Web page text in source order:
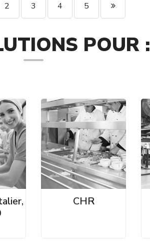
2 3 4 5
POUR :
CHR